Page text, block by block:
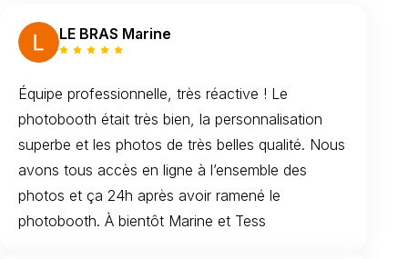
LE BRAS Marine
Équipe professionnelle, très réactive ! Le
photobooth était très bien, la personnalisation
superbe et les photos de très belles qualité. Nous
avons tous accès en ligne à l’ensemble des
photos et ça 24h après avoir ramené le
photobooth. À bientôt Marine et Tess